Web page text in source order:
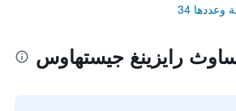
34
رايزينغ جيستهاوس